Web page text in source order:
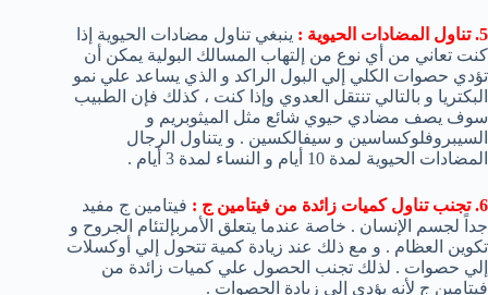
5. تناول المضادات الحيوية :
ينبغي تناول مضادات الحيوية إذا
كنت تعاني من أي نوع من إلتهاب المسالك البولية يمكن أن
تؤدي حصوات الكلي إلي البول الراكد و الذي يساعد علي نمو
البكتريا و بالتالي تنتقل العدوي وإذا كنت ، كذلك فإن الطبيب
سوف يصف مضادي حيوي شائع مثل الميثوبريم و
السيبروفلوكساسين و سيفالكسين . و يتناول الرجال
المضادات الحيوية لمدة 10 أيام و النساء لمدة 3 أيام .
6. تجنب تناول كميات زائدة من فيتامين ج :
فيتامين ج مفيد
جداً لجسم الإنسان . خاصة عندما يتعلق الأمربإلتئام الجروح و
تكوين العظام . و مع ذلك عند زيادة كمية تتحول إلي أوكسلات
إلي حصوات . لذلك تجنب الحصول علي كميات زائدة من
فيتامين ج لأنه يؤدي إلي زيادة الحصوات .